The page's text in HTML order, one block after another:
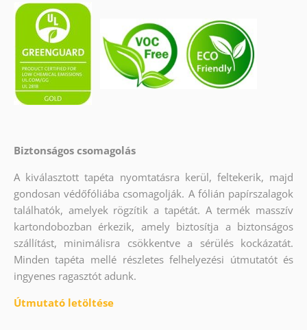
Biztonságos csomagolás
A kiválasztott tapéta nyomtatásra kerül, feltekerik, majd
gondosan védőfóliába csomagolják. A fólián papírszalagok
találhatók, amelyek rögzítik a tapétát. A termék masszív
kartondobozban érkezik, amely biztosítja a biztonságos
szállítást, minimálisra csökkentve a sérülés kockázatát.
Minden tapéta mellé részletes felhelyezési útmutatót és
ingyenes ragasztót adunk.
Útmutató letöltése